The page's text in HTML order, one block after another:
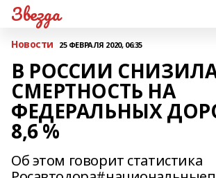
Звезда
Новости 25 ФЕВРАЛЯ 2020, 06:35
В РОССИИ
СМЕРТНОСТЬ НА
ФЕДЕРАЛЬНЫХ
8,6 %
Об этом говорит статистика